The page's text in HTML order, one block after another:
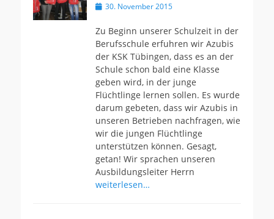
Veröffentlicht
30. November 2015
Zu Beginn unserer Schulzeit in der
Berufsschule erfuhren wir Azubis
der KSK Tübingen, dass es an der
Schule schon bald eine Klasse
geben wird, in der junge
Flüchtlinge lernen sollen. Es wurde
darum gebeten, dass wir Azubis in
unseren Betrieben nachfragen, wie
wir die jungen Flüchtlinge
unterstützen können. Gesagt,
getan! Wir sprachen unseren
Ausbildungsleiter Herrn
weiterlesen…